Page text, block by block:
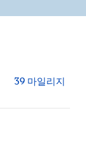
39 마일리지